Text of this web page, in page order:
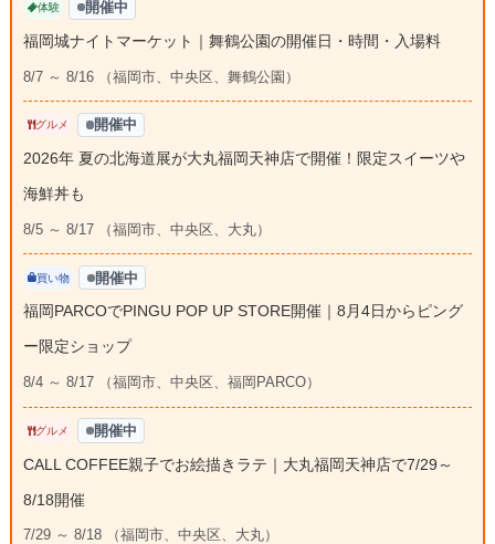
体験 開催中
福岡城ナイトマーケット｜舞鶴公園の開催日・時間・入場料
8/7 ～ 8/16 （福岡市、中央区、舞鶴公園）
グルメ 開催中
2026年 夏の北海道展が大丸福岡天神店で開催！限定スイーツや
海鮮丼も
8/5 ～ 8/17 （福岡市、中央区、大丸）
買い物 開催中
福岡PARCOでPINGU POP UP STORE開催｜8月4日からピング
ー限定ショップ
8/4 ～ 8/17 （福岡市、中央区、福岡PARCO）
グルメ 開催中
CALL COFFEE親子でお絵描きラテ｜大丸福岡天神店で7/29～
8/18開催
7/29 ～ 8/18 （福岡市、中央区、大丸）